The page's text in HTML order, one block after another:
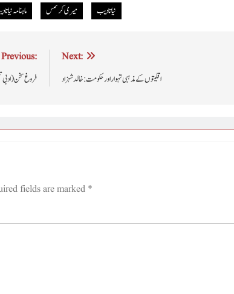
ماہنامہ میری کرسمس نیاتادیب
Previous:
فروغ سخن (ادبی
Next:
اقلیتوں کے مذہبی تہوار اور حکومت : خالد شہزاد
fields are marked *